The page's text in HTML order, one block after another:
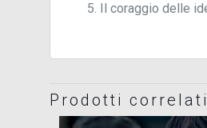
Il coraggio delle
Prodotti correlati